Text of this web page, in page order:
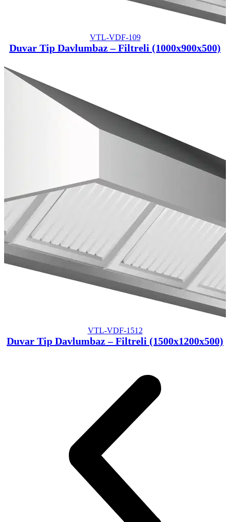
VTL-VDF-109
Duvar Tip Davlumbaz – Filtreli (1000x900x500)
VTL-VDF-1512
Duvar Tip Davlumbaz – Filtreli (1500x1200x500)